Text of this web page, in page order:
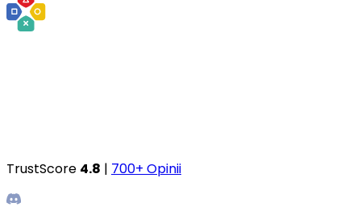
TrustScore 4.8 | 700+ Opinii